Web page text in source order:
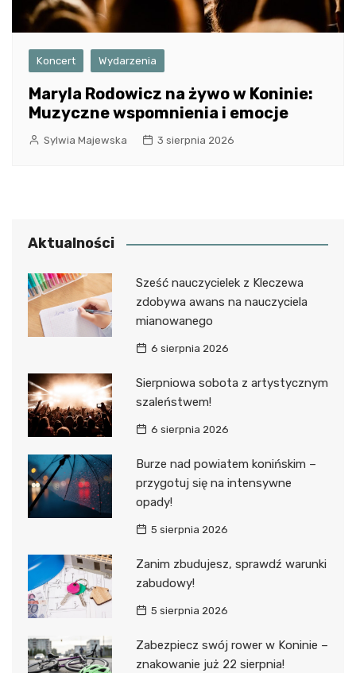
Koncert Wydarzenia
Maryla Rodowicz na żywo w Koninie:
Muzyczne wspomnienia i emocje
Sylwia Majewska 3 sierpnia 2026
Aktualności
Sześć nauczycielek z Kleczewa
zdobywa awans na nauczyciela
mianowanego
6 sierpnia 2026
Sierpniowa sobota z artystycznym
szaleństwem!
6 sierpnia 2026
Burze nad powiatem konińskim –
przygotuj się na intensywne
opady!
5 sierpnia 2026
Zanim zbudujesz, sprawdź warunki
zabudowy!
5 sierpnia 2026
Zabezpiecz swój rower w Koninie –
znakowanie już 22 sierpnia!